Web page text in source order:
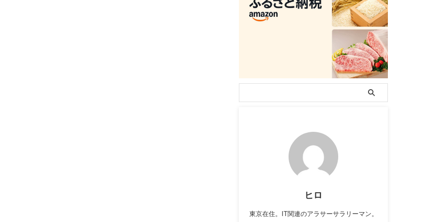
ヒロ
東京在住。IT関連のアラサーサラリーマン。